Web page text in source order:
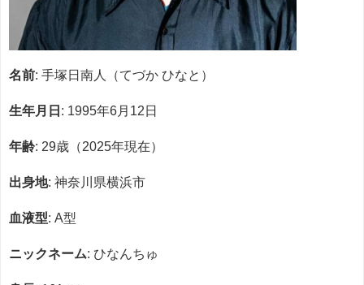
名前: 手塚日南人（てづか ひなと）
生年月日 : 1995年6月12日
年齢: 29歳（2025年現在）
出身地: 神奈川県横浜市
血液型: A型
ニックネーム: ひなんちゅ